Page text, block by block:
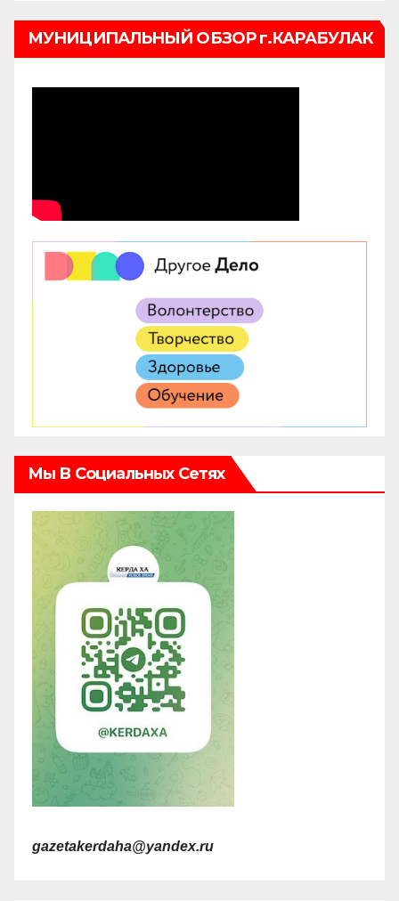
МУНИЦИПАЛЬНЫЙ ОБЗОР г.КАРАБУЛАК
Мы В Социальных Сетях
gazetakerdaha@yandex.ru